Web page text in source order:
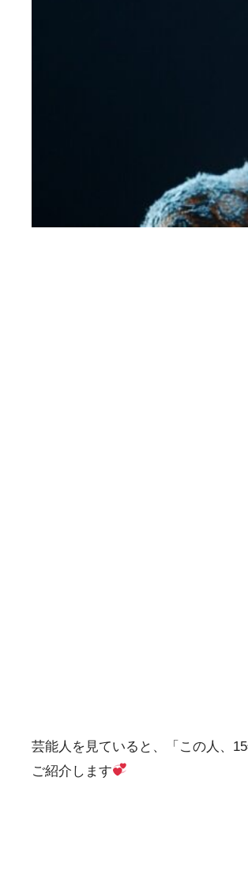
芸能人を見ていると、「この人、
ご紹介します